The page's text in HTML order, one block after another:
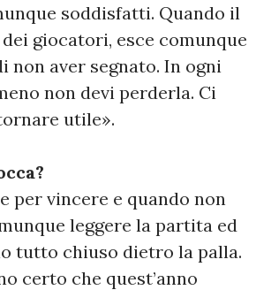
soddisfatti. Quando il
giocatori, esce comunque
non aver segnato. In ogni
non devi perderla. Ci
utile».
per vincere e quando non
leggere la partita ed
tutto chiuso dietro la palla.
certo che quest’anno